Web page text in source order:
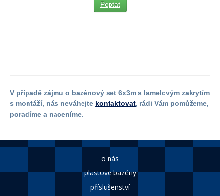
Poptat
V případě zájmu o bazénový set 6x3m s lamelovým zakrytím
s montáží, nás neváhejte kontaktovat, rádi Vám pomůžeme,
poradíme a naceníme.
o nás
plastové bazény
příslušenství